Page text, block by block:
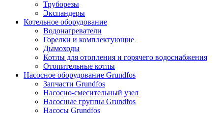
Труборезы
Экспандеры
Котельное оборудование
Водонагреватели
Горелки и комплектующие
Дымоходы
Котлы для отопления и горячего водоснабжения
Отопительные котлы
Насосное оборудование Grundfos
Запчасти Grundfos
Насосно-смесительный узел
Насосные группы Grundfos
Насосы Grundfos